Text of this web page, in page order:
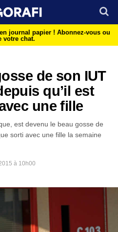
journal papier ! Abonnez-vous ou
votre chat.
de son IUT
qu’il est
une fille
est devenu le beau gosse de
sorti avec une fille la semaine
à 10h00